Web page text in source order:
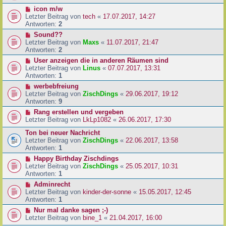
icon m/w
Letzter Beitrag von tech « 17.07.2017, 14:27
Antworten: 2
Sound??
Letzter Beitrag von Maxs « 11.07.2017, 21:47
Antworten: 2
User anzeigen die in anderen Räumen sind
Letzter Beitrag von Linus « 07.07.2017, 13:31
Antworten: 1
werbebfreiung
Letzter Beitrag von ZischDings « 29.06.2017, 19:12
Antworten: 9
Rang erstellen und vergeben
Letzter Beitrag von
LkLp1082 « 26.06.2017, 17:30
Ton bei neuer Nachricht
Letzter Beitrag von ZischDings « 22.06.2017, 13:58
Antworten: 1
Happy Birthday Zischdings
Letzter Beitrag von ZischDings « 25.05.2017, 10:31
Antworten: 1
Adminrecht
Letzter Beitrag von kinder-der-sonne « 15.05.2017, 12:45
Antworten: 1
Nur mal danke sagen ;-)
Letzter Beitrag von bine_1 « 21.04.2017, 16:00